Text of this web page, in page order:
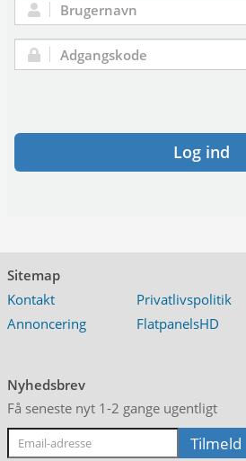
Brugernavn:
Adgangskode:
Log ind
Sitemap
Kontakt
Privatlivspolitik
Annoncering
FlatpanelsHD
Nyhedsbrev
Få seneste nyt 1-2 gange ugentligt